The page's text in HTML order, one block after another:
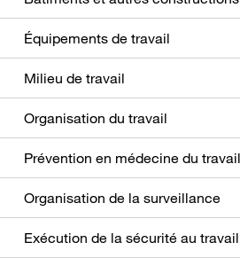
Équipements de travail
Milieu de travail
Organisation du travail
Prévention en médecine du travail
Organisation de la surveillance
Exécution de la sécurité au travail